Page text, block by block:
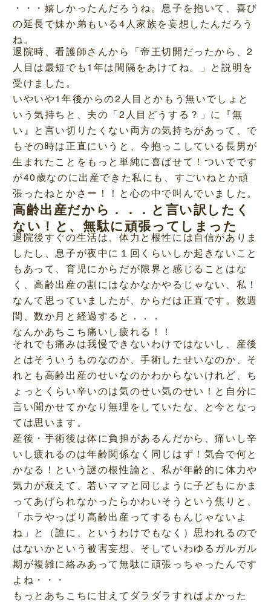
・・・嬉しかったんだろうね。息子を抱いて、喜び
の延長で妹か弟もいる4人家族を妄想したんだろう
ね。
退院時、看護師さんから「帝王切開だったから、2
人目は最短でも1年は間隔をあけてね。」と説明を
受けました。
いやいや1年後からの2人目とかもう無いでしょと
いう気持ちと、夫の「2人目どうする？」に『無
い』と言い切りたくない両方の気持ちがあって、で
もその時は正直にいうと、今抱っこしている長男が
生まれたことをもっと単純に喜ばせて！ついでです
が40歳なのに出産できた私にも、すごいねとか頑
張ったねとかさー！！と心の中で叫んでいました。
高齢出産だから．．．と言い訳したく
ない！と、無駄に頑張ってしまった
退院後すぐの生活は、体力と根性には自信がありま
したし、息子が夜中に１回くらいしか起きないこと
もあって、育児にからだが限界と感じることはな
く、高齢出産の割にはなかなかやるじゃない、私！
なんて思っていましたが、からだは正直です。数週
間、数か月と経過すると．．．
なんかあちこち痛いし疲れる！！
それでも痛みは我慢できないわけではないし、産後
とはそういうものなのか、手術したせいなのか、そ
れとも高齢出産のせいなのかわからないけれど、ち
ょっとくらい辛いのは気のせい気のせい！と自分に
言い聞かせてかなり無理をしていたな、と今となっ
ては思います。
産後・手術後は体に負担があるんだから、痛いし辛
いし疲れるのは年齢関係なく同じはず！気合で何と
かなる！という謎の根性論と、私が年齢的に体力や
気力が衰えて、若いママと同じように子どもにかま
ってあげられなかったらかわいそうという焦りと、
「ホラやっぱり高齢出産ってするもんじゃないよ
ね」と（誰に、というわけでもなく）思われるので
はないかという被害妄想、そしていわゆるガルガル
期が複雑に絡みあって無駄に頑張っちゃったんです
よね・・・
もっとあちこちに甘えてダラダラすればよかった